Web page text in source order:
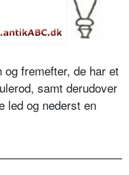
og fremefter, de har et
samt derudover
led og nederst en